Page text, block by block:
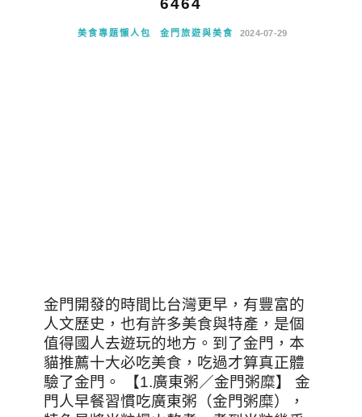
6464
美食專題懶人包 金門旅遊與美食 2024-07-29
金門開發的時間比台灣更早，有豐富的
人文歷史，也有許多美食與特產，是個
值得國人去遊玩的地方。到了金門，本
貓推薦十大必吃美食，吃過才算真正體
驗了金門。 【1.廣東粥／金門粥糜】 金
門人早餐習慣吃廣東粥（金門粥糜），